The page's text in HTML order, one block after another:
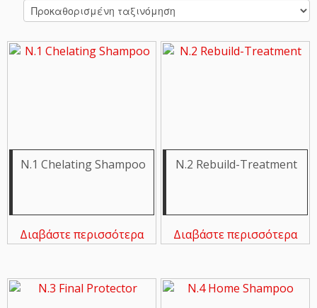
N.1 Chelating Shampoo
Διαβάστε περισσότερα
N.2 Rebuild-Treatment
Διαβάστε περισσότερα